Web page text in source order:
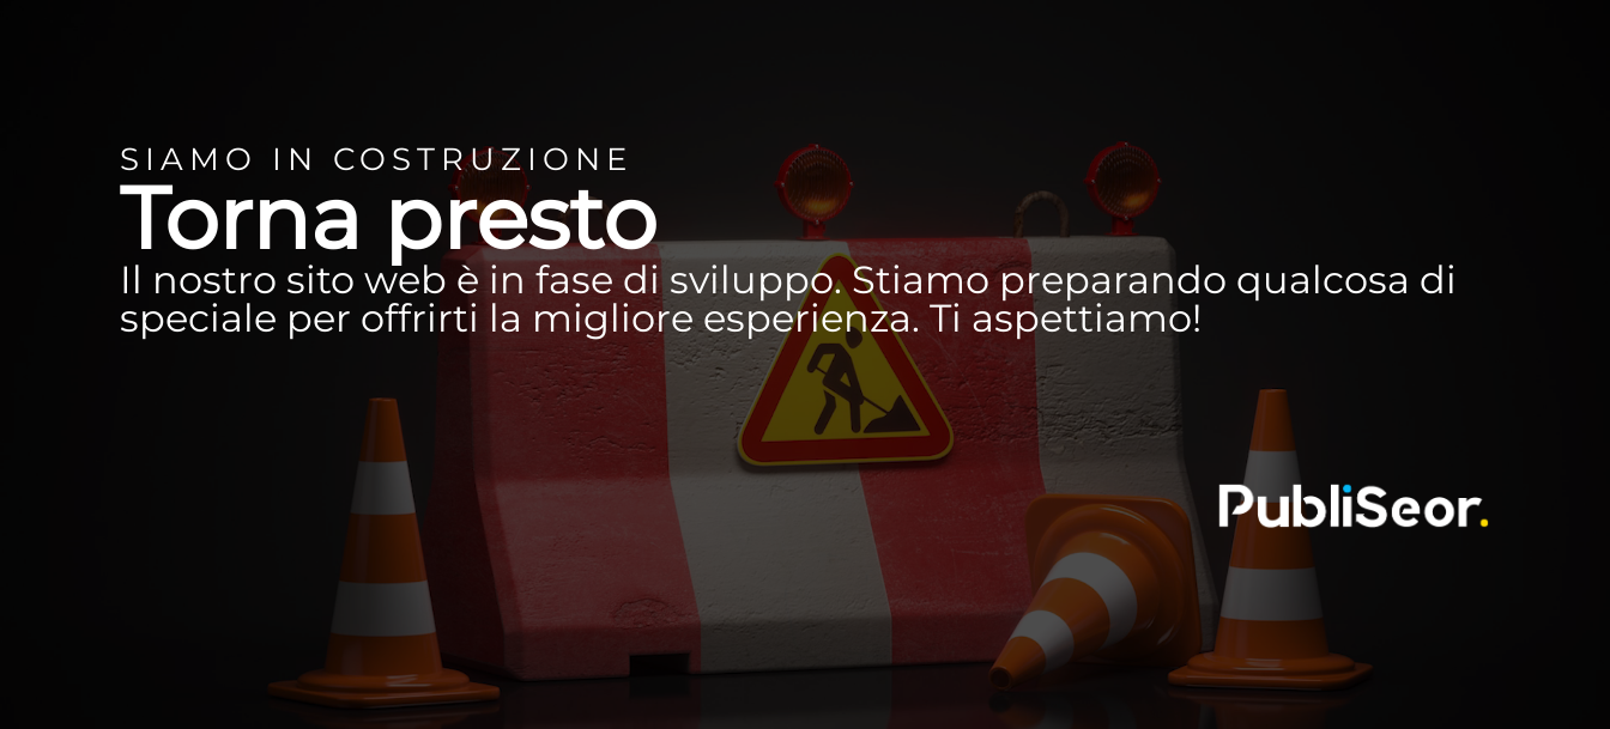
SIAMO IN COSTRUZIONE
Torna presto
Il nostro sito web è in fase di sviluppo. Stiamo preparando qualcosa di
speciale per offrirti la migliore esperienza. Ti aspettiamo!